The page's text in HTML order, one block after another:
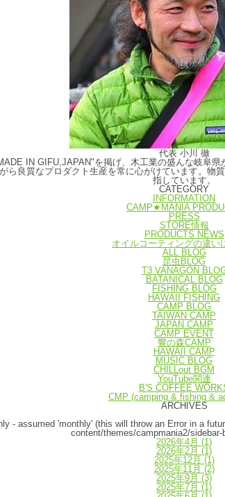
代表 小川 徹
IN GIFU,JAPAN"を掲げ、木工業の盛んな岐阜
ら良質なプロダクト生産を常に心がけています。
指しています。
CATEGORY
INFORMATION
CAMP★MANIA
PRESS
STORE情報
PRODUCTS NEWS
オイルコーティングの違い
ALL BLOG
昆虫BLOG
T3 VANAGON
BATANICAL BLOG
FISHING BLOG
HAWAII FISHING
CAMP BLOG
TAIWAN CAMP
JAPAN CAMP
CAMP EVENT
響の森CAMP
HAWAII CAMP
MUSIC BLOG
CHILLout BGM
YouTube関連
B'S COFFEE
CMP (camping & fishing &
ARCHIVES
- assumed 'monthly' (this will throw an Error in a
content/themes/campmania2/sidebar-
2026年4月 (1)
2026年2月 (1)
2025年12月 (1)
2025年11月 (2)
2025年9月 (3)
2025年7月 (1)